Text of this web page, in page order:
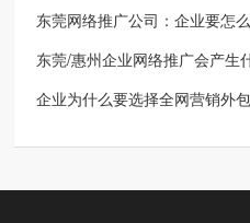
东莞网络推广公司：企业要怎
东莞/惠州企业网络推广会产生
企业为什么要选择全网营销外